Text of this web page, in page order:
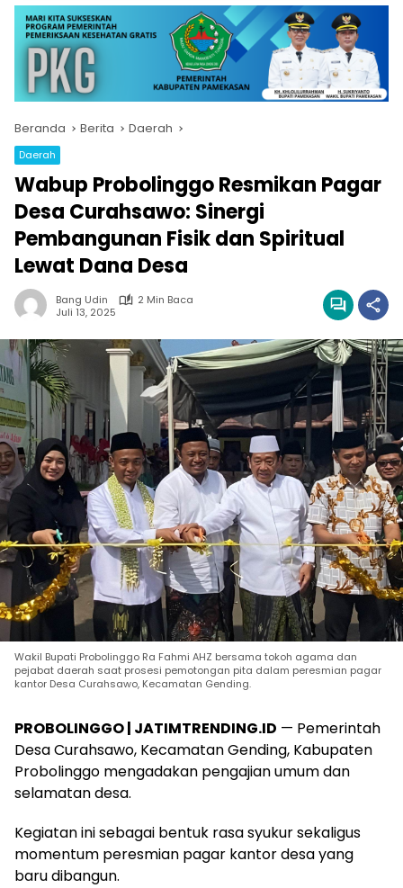
Beranda Berita Daerah
Daerah
Wabup Probolinggo Resmikan Pagar
Desa Curahsawo: Sinergi
Pembangunan Fisik dan Spiritual
Lewat Dana Desa
Bang Udin
2 Min Baca
Juli 13, 2025
Wakil Bupati Probolinggo Ra Fahmi AHZ bersama tokoh agama dan
pejabat daerah saat prosesi pemotongan pita dalam peresmian pagar
kantor Desa Curahsawo, Kecamatan Gending.
PROBOLINGGO | JATIMTRENDING.ID — Pemerintah
Desa Curahsawo, Kecamatan Gending, Kabupaten
Probolinggo mengadakan pengajian umum dan
selamatan desa.
Kegiatan ini sebagai bentuk rasa syukur sekaligus
momentum peresmian pagar kantor desa yang
baru dibangun.